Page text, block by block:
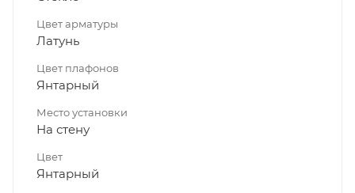
Цвет арматуры
Латунь
Цвет плафонов
Янтарный
Место установки
На стену
Цвет
Янтарный